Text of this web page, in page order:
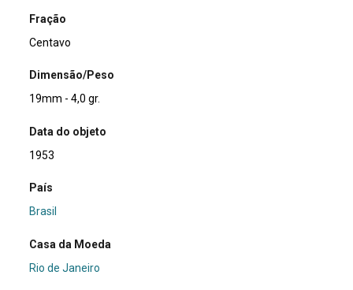
Fração
Centavo
Dimensão/Peso
19mm - 4,0 gr.
Data do objeto
1953
País
Brasil
Casa da Moeda
Rio de Janeiro